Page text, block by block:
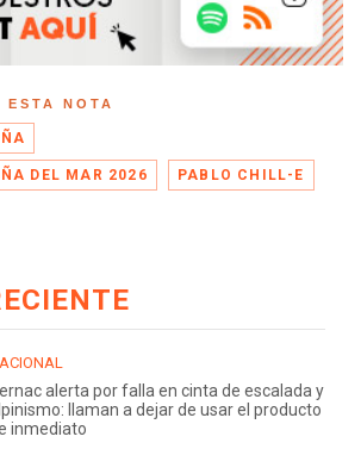
ESTA NOTA
DEL MAR 2026 PABLO CHILL-E
alerta por falla en cinta de escalada y
llaman a dejar de usar el producto
inmediato